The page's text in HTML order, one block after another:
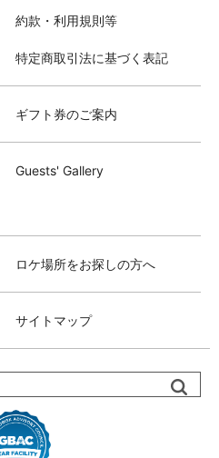
約款・利用規則等
特定商取引法に基づく表記
ギフト券のご案内
Guests' Gallery
ロケ場所をお探しの方へ
サイトマップ